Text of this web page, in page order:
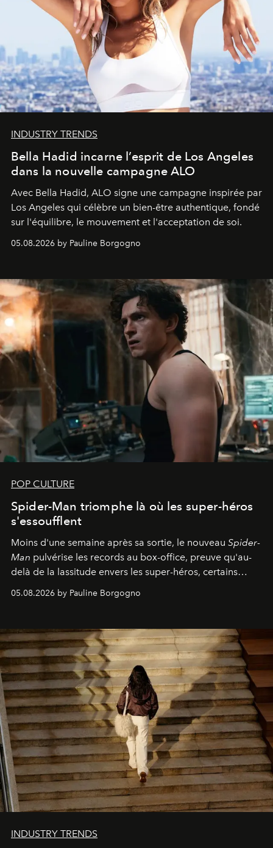
INDUSTRY TRENDS
Bella Hadid incarne l’esprit de Los Angeles
dans la nouvelle campagne ALO
Avec Bella Hadid, ALO signe une campagne inspirée par
Los Angeles qui célèbre un bien-être authentique, fondé
sur l'équilibre, le mouvement et l'acceptation de soi.
05.08.2026 by Pauline Borgogno
POP CULTURE
Spider-Man triomphe là où les super-héros
s'essoufflent
Moins d'une semaine après sa sortie, le nouveau Spider-
Man pulvérise les records au box-office, preuve qu'au-
delà de la lassitude envers les super-héros, certains
personnages continuent de susciter une ferveur intacte.
05.08.2026 by Pauline Borgogno
INDUSTRY TRENDS